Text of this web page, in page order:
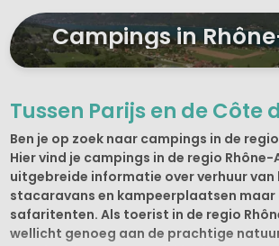
Campings in
Tussen Parijs en de Côte
Ben je op zoek naar campings in de
Hier vind je campings in de regio Rhône-
uitgebreide informatie over verhuur
stacaravans en kampeerplaatsen maar
safaritenten. Als toerist in de regio
wellicht genoeg aan de prachtige